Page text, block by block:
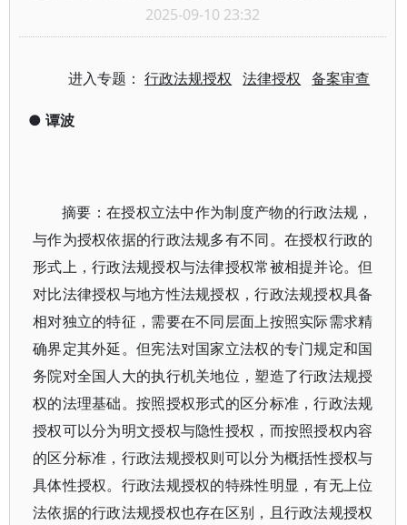
2025-09-10 23:32
进入专题：行政法规授权 法律授权 备案审查
● 谭波
摘要：在授权立法中作为制度产物的行政法规，
与作为授权依据的行政法规多有不同。在授权行政的
形式上，行政法规授权与法律授权常被相提并论。但
对比法律授权与地方性法规授权，行政法规授权具备
相对独立的特征，需要在不同层面上按照实际需求精
确界定其外延。但宪法对国家立法权的专门规定和国
务院对全国人大的执行机关地位，塑造了行政法规授
权的法理基础。按照授权形式的区分标准，行政法规
授权可以分为明文授权与隐性授权，而按照授权内容
的区分标准，行政法规授权则可以分为概括性授权与
具体性授权。行政法规授权的特殊性明显，有无上位
法依据的行政法规授权也存在区别，且行政法规授权